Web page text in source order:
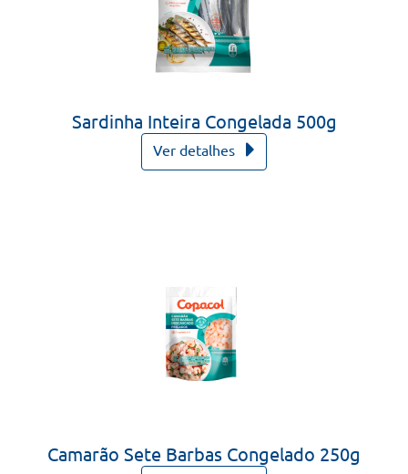
Sardinha Inteira Congelada 500g
Ver detalhes
Camarão Sete Barbas Congelado 250g